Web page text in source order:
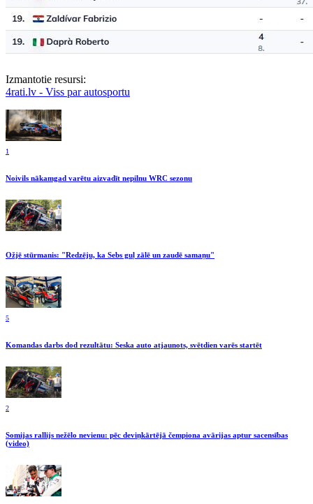
Izmantotie resursi:
4rati.lv - Viss par autosportu
1
Noivils nākamgad varētu aizvadīt nepilnu WRC sezonu
Ožjē stūrmanis: "Redzēju, ka Sebs guļ zālē un zaudē samaņu"
5
Komandas darbs dod rezultātu: Seska auto atjaunots, svētdien varēs startēt
2
Somijas rallijs nežēlo nevienu: pēc deviņkārtējā čempiona avārijas aptur sacensības
(video)